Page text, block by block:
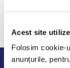
Acest site
Folosim cookie-
anunțurile,